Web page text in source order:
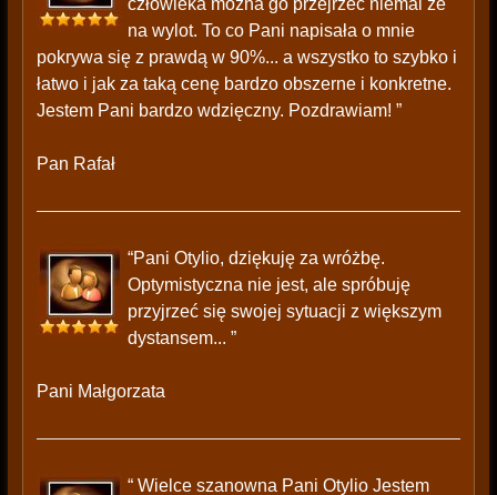
człowieka można go przejrzeć niemal że
na wylot. To co Pani napisała o mnie
pokrywa się z prawdą w 90%... a wszystko to szybko i
łatwo i jak za taką cenę bardzo obszerne i konkretne.
Jestem Pani bardzo wdzięczny. Pozdrawiam! ”
Pan Rafał
“Pani Otylio, dziękuję za wróżbę.
Optymistyczna nie jest, ale spróbuję
przyjrzeć się swojej sytuacji z większym
dystansem... ”
Pani Małgorzata
“ Wielce szanowna Pani Otylio Jestem